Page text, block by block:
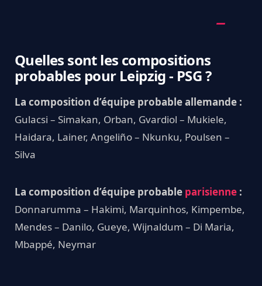
Quelles sont les compositions
probables pour Leipzig - PSG ?
La composition d’équipe probable allemande :
Gulacsi – Simakan, Orban, Gvardiol – Mukiele,
Haidara, Lainer, Angeliño – Nkunku, Poulsen –
Silva
La composition d’équipe probable parisienne :
Donnarumma – Hakimi, Marquinhos, Kimpembe,
Mendes – Danilo, Gueye, Wijnaldum – Di Maria,
Mbappé, Neymar